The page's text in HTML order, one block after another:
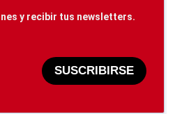
y recibir tus newsletters.
SUSCRIBIRSE